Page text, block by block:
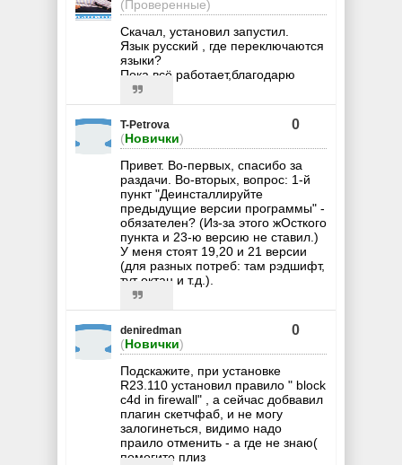
(Проверенные)
Скачал, установил запустил.
Язык русский , где переключаются
языки?
Пока всё работает,благодарю
T-Petrova
(Новички)
0
Привет. Во-первых, спасибо за
раздачи. Во-вторых, вопрос: 1-й
пункт "Деинсталлируйте
предыдущие версии программы" -
обязателен? (Из-за этого жОсткого
пункта и 23-ю версию не ставил.)
У меня стоят 19,20 и 21 версии
(для разных потреб: там рэдшифт,
тут октан и т.д.).
deniredman
(Новички)
0
Подскажите, при установке
R23.110 установил правило " block
c4d in firewall" , а сейчас добвавил
плагин скетчфаб, и не могу
залогинеться, видимо надо
праило отменить - а где не знаю(
помогите плиз